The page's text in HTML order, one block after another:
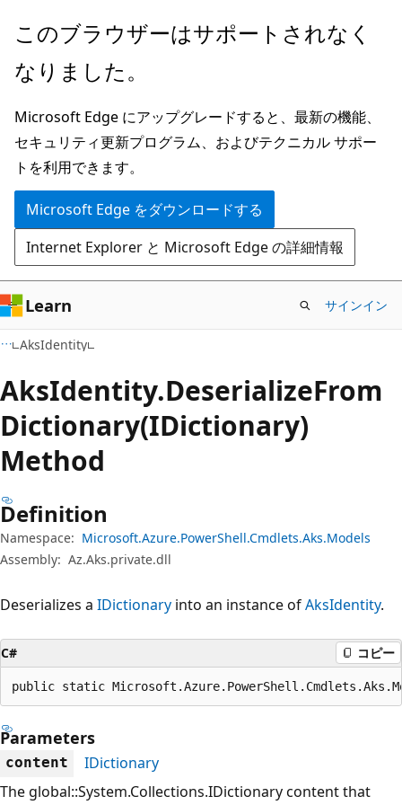
メ
ン
ン
テ
ン
ツ
に
ス
キ
ッ
プ
ペ
ジ
ナ
ビ
ゲ
ー
シ
ョ
ン
に
ス
キ
ッ
プ
このブラウザーはサポートされなく
なりました。
Microsoft Edge にアップグレードすると、最新の機能、
セキュリティ更新プログラム、およびテクニカル サポー
トを利用できます。
Microsoft Edge をダウンロードする
Internet Explorer と Microsoft Edge の詳細情報
Learn サインイン
AksIdentity
AksIdentity.DeserializeFrom
Dictionary(IDictionary)
Method
Definition
Namespace: Microsoft.Azure.PowerShell.Cmdlets.Aks.Models
Assembly: Az.Aks.private.dll
Deserializes a IDictionary into an instance ofAksIdentity.
C# コピー
public static
Parameters
content
IDictionary
The global::System.Collections.IDictionary content that